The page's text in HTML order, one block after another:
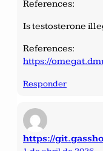
References:
Is testosterone
References:
https://
Responder
https://